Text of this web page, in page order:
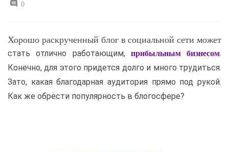
0
Хорошо раскрученный блог в социальной сети может
стать отлично работающим, прибыльным бизнесом.
Конечно, для этого придется долго и много трудиться.
Зато, какая благодарная аудитория прямо под рукой.
Как же обрести популярность в блогосфере?